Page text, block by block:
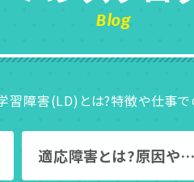
Blog
習障害(LD)とは?特徴や仕事で
適応障害とは?原因や…